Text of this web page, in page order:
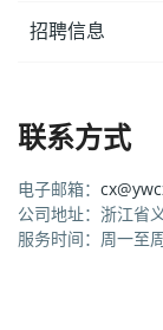
招聘信息
联系方式
电子邮箱：
公司地址：浙江省
服务时间：周一至